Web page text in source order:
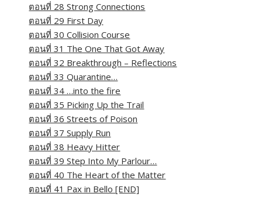
ตอนที่ 28 Strong Connections
ตอนที่ 29 First Day
ตอนที่ 30 Collision Course
ตอนที่ 31 The One That Got Away
ตอนที่ 32 Breakthrough – Reflections
ตอนที่ 33 Quarantine…
ตอนที่ 34 …into the fire
ตอนที่ 35 Picking Up the Trail
ตอนที่ 36 Streets of Poison
ตอนที่ 37 Supply Run
ตอนที่ 38 Heavy Hitter
ตอนที่ 39 Step Into My Parlour…
ตอนที่ 40 The Heart of the Matter
ตอนที่ 41 Pax in Bello [END]